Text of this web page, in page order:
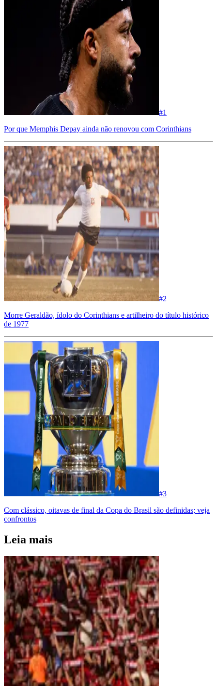
#1
Por que Memphis Depay ainda não renovou com Corinthians
#2
Morre Geraldão, ídolo do Corinthians e artilheiro do título histórico
de 1977
#3
Com clássico, oitavas de final da Copa do Brasil são definidas; veja
confrontos
Leia mais